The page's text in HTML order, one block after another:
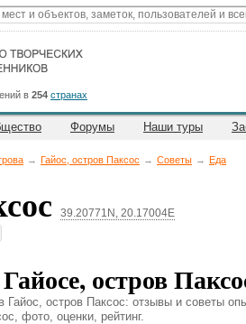
в 254 странах
Форумы Наши туры
→ Гайос, остров Паксос → Советы → Еда
39.20771N, 20.17004E
остров
Гайос, остров Паксос: отзывы и советы
фото, оценки, рейтинг.